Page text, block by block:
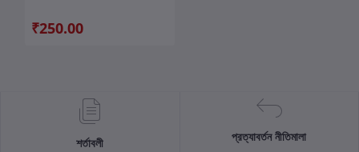
₹250.00
শর্তাবলী প্রত্যাবর্তন নীতিমালা